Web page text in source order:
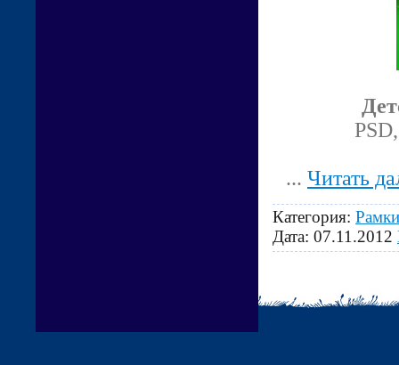
... Читать
Категория:
Дата: 07.11.2012